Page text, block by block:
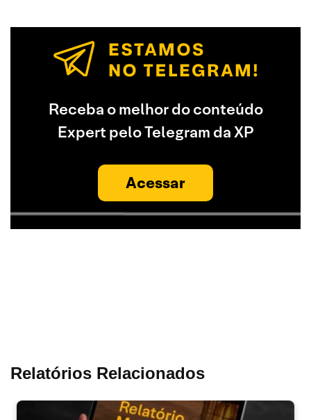
Receba o melhor do conteúdo
Expert pelo Telegram da XP
Acessar
Relatórios Relacionados